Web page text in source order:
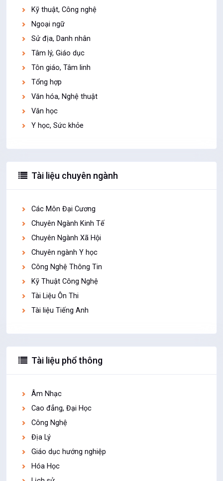
Kỹ thuật, Công nghệ
Ngoại ngữ
Sử địa, Danh nhân
Tâm lý, Giáo dục
Tôn giáo, Tâm linh
Tổng hợp
Văn hóa, Nghệ thuật
Văn học
Y học, Sức khỏe
Tài liệu chuyên ngành
Các Môn Đại Cương
Chuyên Ngành Kinh Tế
Chuyên Ngành Xã Hội
Chuyên ngành Y học
Công Nghệ Thông Tin
Kỹ Thuật Công Nghệ
Tài Liệu Ôn Thi
Tài liệu Tiếng Anh
Tài liệu phổ thông
Âm Nhạc
Cao đẳng, Đại Học
Công Nghệ
Địa Lý
Giáo dục hướng nghiệp
Hóa Học